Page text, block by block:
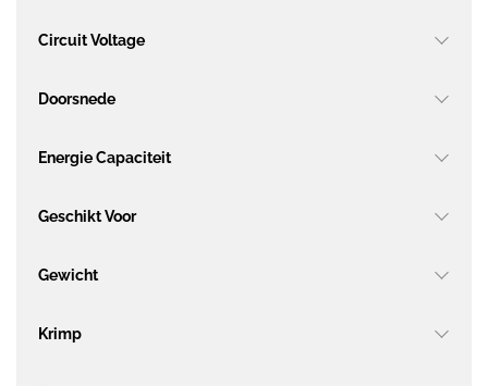
Circuit Voltage
Doorsnede
Energie Capaciteit
Geschikt Voor
Gewicht
Krimp